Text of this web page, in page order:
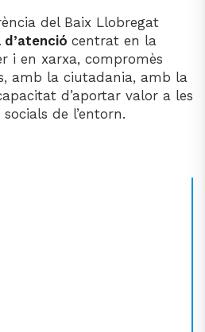
del Baix Llobregat
centrat en la
i en xarxa, compromès
amb la ciutadania, amb la
d’aportar valor a les
de l’entorn.